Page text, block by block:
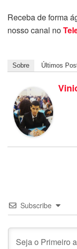
Receba de forma
nosso canal no
Sobre Últimos
Subscribe